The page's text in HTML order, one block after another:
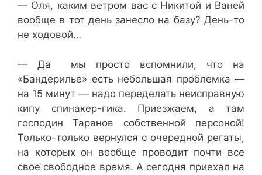
— Оля, каким ветром вас с Никитой и Ваней
вообще в тот день занесло на базу? День-то
не ходовой…
— Да мы просто вспомнили, что на
«Бандерилье» есть небольшая проблемка —
на 15 минут — надо переделать неисправную
кипу спинакер-гика. Приезжаем, а там
господин Таранов собственной персоной!
Только-только вернулся с очередной регаты,
на которых он вообще проводит почти все
свое свободное время. А сегодня приехал на